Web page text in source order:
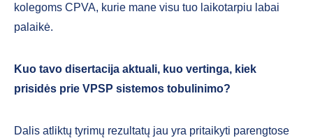
kolegoms CPVA, kurie mane visu tuo laikotarpiu labai
palaikė.
Kuo tavo disertacija aktuali, kuo vertinga, kiek
prisidės prie VPSP sistemos tobulinimo?
Dalis atliktų tyrimų rezultatų jau yra pritaikyti parengtose